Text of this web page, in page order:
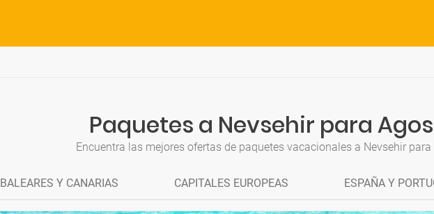
Paquetes a Nevsehir para
Encuentra las mejores ofertas de paquetes vacacionales a Nevsehir
BALEARES Y CANARIAS CAPITALES EUROPEAS ESPAÑA Y